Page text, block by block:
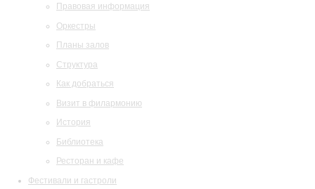
Правовая информация
Оркестры
Планы залов
Структура
Как добраться
Визит в филармонию
История
Библиотека
Ресторан и кафе
Фестивали и гастроли